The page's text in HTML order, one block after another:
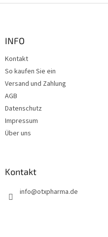
INFO
Kontakt
So kaufen Sie ein
Versand und Zahlung
AGB
Datenschutz
Impressum
Über uns
Kontakt
info@otxpharma.de